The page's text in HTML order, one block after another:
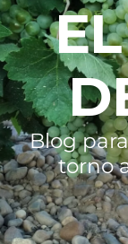
Blog
torno